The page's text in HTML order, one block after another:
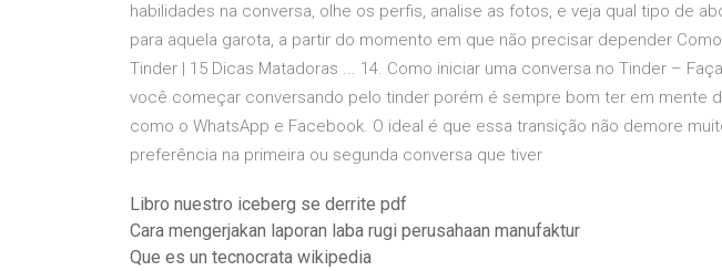
habilidades na conversa, olhe os perfis, analise as fotos, e veja qual tipo de
para aquela garota, a partir do momento em que não precisar depender
Tinder | 15 Dicas Matadoras ... 14. Como iniciar uma conversa no Tinder –
você começar conversando pelo tinder porém é sempre bom ter em mente
como o WhatsApp e Facebook. O ideal é que essa transição não demore
preferência na primeira ou segunda conversa que tiver
Libro nuestro iceberg se derrite pdf
Cara mengerjakan laporan laba rugi perusahaan manufaktur
Que es un tecnocrata wikipedia